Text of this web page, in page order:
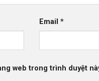
Email *
web trong trình duyệt